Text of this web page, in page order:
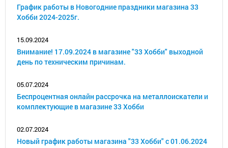
График работы в Новогодние праздники магазина 33
Хобби 2024-2025г.
15.09.2024
Внимание! 17.09.2024 в магазине "33 Хобби" выходной
день по техническим причинам.
05.07.2024
Беспроцентная онлайн рассрочка на металлоискатели и
комплектующие в магазине 33 Хобби
02.07.2024
Новый график работы магазина "33 Хобби" с 01.06.2024